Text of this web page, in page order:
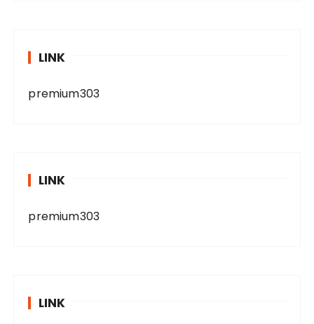
LINK
premium303
LINK
premium303
LINK